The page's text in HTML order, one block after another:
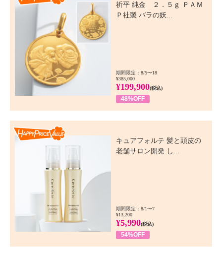
祈平 純金 ２．５ｇ ＰＡＭ
Ｐ社製 バラの妖...
期間限定：8/5〜18
¥385,000
¥199,900(税込)
48%OFF
キュアフォルテ 髪と頭皮の
老舗サロン開発 し...
期間限定：8/1〜7
¥13,200
¥5,990(税込)
54%OFF